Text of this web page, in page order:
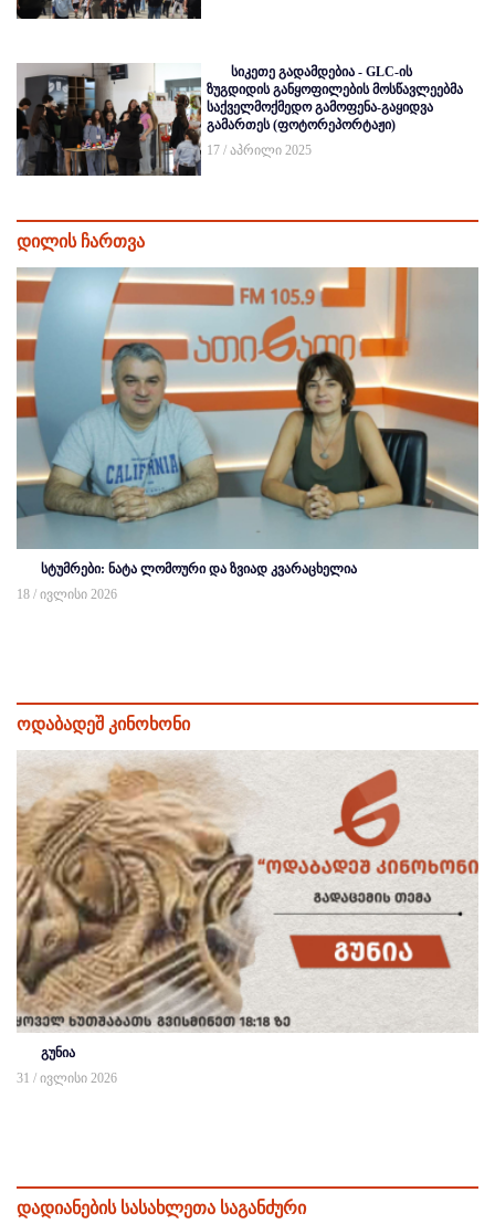
სიკეთე გადამდებია - GLC-ის
ზუგდიდის განყოფილების მოსწავლეებმა
საქველმოქმედო გამოფენა-გაყიდვა
გამართეს (ფოტორეპორტაჟი)
17 / აპრილი 2025
დილის ჩართვა
სტუმრები: ნატა ლომოური და ზვიად კვარაცხელია
18 / ივლისი 2026
ოდაბადეშ კინოხონი
გუნია
31 / ივლისი 2026
დადიანების სასახლეთა საგანძური